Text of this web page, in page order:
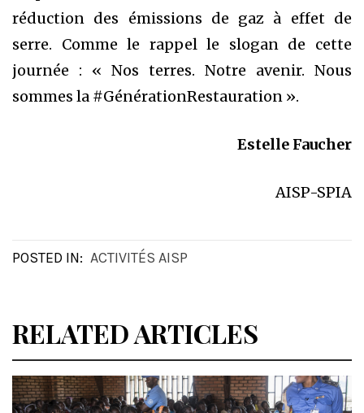
réduction des émissions de gaz à effet de
serre. Comme le rappel le slogan de cette
journée : « Nos terres. Notre avenir. Nous
sommes la #GénérationRestauration ».
Estelle Faucher
AISP-SPIA
POSTED IN: ACTIVITÉS AISP
RELATED ARTICLES